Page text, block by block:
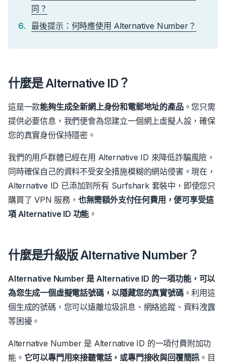
同？
最後提示：何時應使用 Alternative Number？
什麼是 Alternative ID？
這是一款能夠生成全新網上身份和電郵地址的產品。您只需
提供必要信息，我們便會為您建立一個網上虛擬人設，確保
您的真實身份保持隱密。
我們的用戶群體已經在用 Alternative ID 來降低詐騙風險，
同時確保自己的資料不受安全措施模糊的網站侵害。現在，
Alternative ID 已添加到所有 Surfshark 套裝中，即使您只
購買了 VPN 服務， 也無需額外支付任何費用，便可享受這
項 Alternative ID 功能 。
什麼是升級版 Alternative Number？
Alternative Number 是 Alternative ID 的一項功能，可以
為您生成一個虛擬電話號碼，以隱藏您的真實號碼。利用這
個生成的號碼，您可以遠離垃圾訊息、網絡追蹤、資料洩露
等困擾。
Alternative Number 是 Alternative ID 的一項付費附加功
能。 它可以專門用來接聽電話，或專門接收與回覆簡訊 。 目